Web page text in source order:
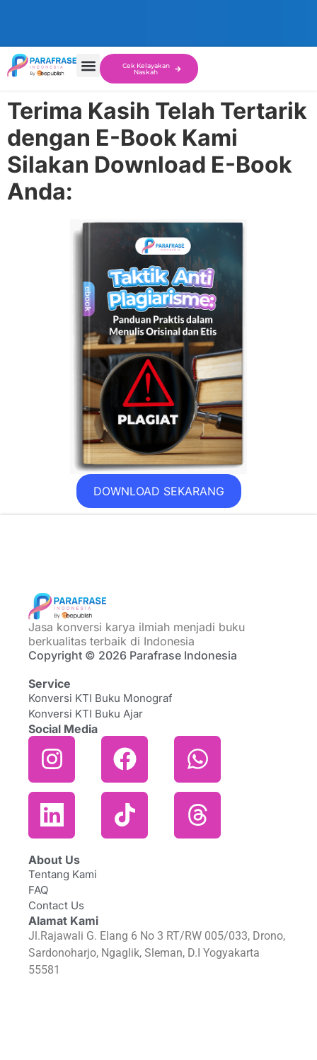
Cek Kelayakan
Naskah
Terima Kasih Telah Tertarik
dengan E-Book Kami
Silakan Download E-Book
Anda:
DOWNLOAD SEKARANG
Jasa konversi karya ilmiah menjadi buku
berkualitas terbaik di Indonesia
Copyright © 2026 Parafrase Indonesia
Service
Konversi KTI Buku Monograf
Konversi KTI Buku Ajar
Social Media
About Us
Tentang Kami
FAQ
Contact Us
Alamat Kami
Jl.Rajawali G. Elang 6 No 3 RT/RW 005/033, Drono,
Sardonoharjo, Ngaglik, Sleman, D.I Yogyakarta
55581